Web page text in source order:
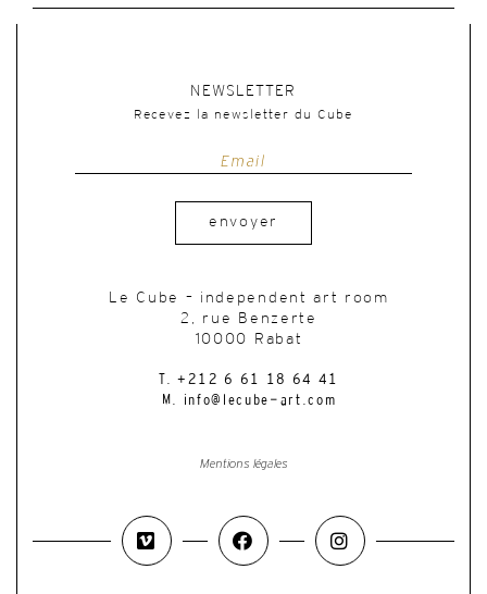
NEWSLETTER
Recevez la newsletter du Cube
envoyer
Le Cube – independent art room
2, rue Benzerte
10000 Rabat
T. +212 6 61 18 64 41
M. info@lecube-art.com
Mentions légales